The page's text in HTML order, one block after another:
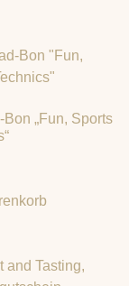
„Fun, Sports